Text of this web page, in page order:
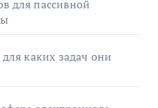
для пассивной
каких задач они